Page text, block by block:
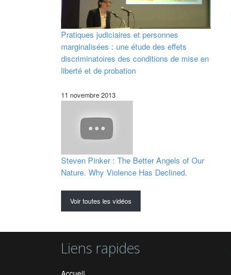
Pratiques judiciaires et personnes
marginalisées : une étude des effets
discriminatoires des conditions de mise en
liberté et de probation
11 novembre 2013
Steven Pinker : The Better Angels of Our
Nature. Why Violence Has Declined.
Voir toutes les vidéos
Liens rapides